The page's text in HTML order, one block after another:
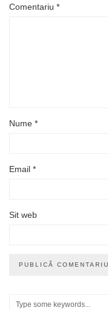
Comentariu *
Nume *
Email *
Sit web